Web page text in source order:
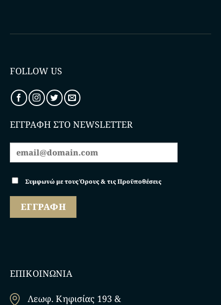
FOLLOW US
ΕΓΓΡΑΦΗ ΣΤΟ NEWSLETTER
Συμφωνώ με τους Όρους & τις Προϋποθέσεις
ΕΠΙΚΟΙΝΩΝΙΑ
Λεωφ. Κηφισίας 193 &